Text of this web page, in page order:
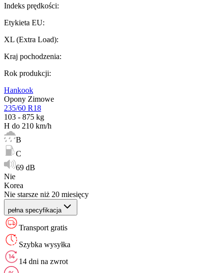
Indeks prędkości:
Etykieta EU:
XL (Extra Load):
Kraj pochodzenia:
Rok produkcji:
Hankook
Opony Zimowe
235/60 R18
103 - 875 kg
H do 210 km/h
B
C
69 dB
Nie
Korea
Nie starsze niż 20 miesięcy
pełna specyfikacja
Transport gratis
Szybka wysyłka
14 dni na zwrot